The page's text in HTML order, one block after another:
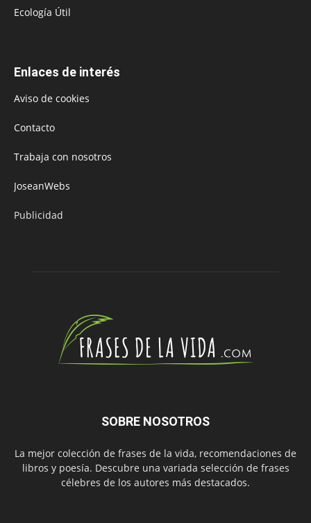
Ecología Útil
Enlaces de interés
Aviso de cookies
Contacto
Trabaja con nosotros
JoseanWebs
Publicidad
SOBRE NOSOTROS
La mejor colección de frases de la vida, recomendaciones de
libros y poesía. Descubre una variada selección de frases
célebres de los autores más destacados.